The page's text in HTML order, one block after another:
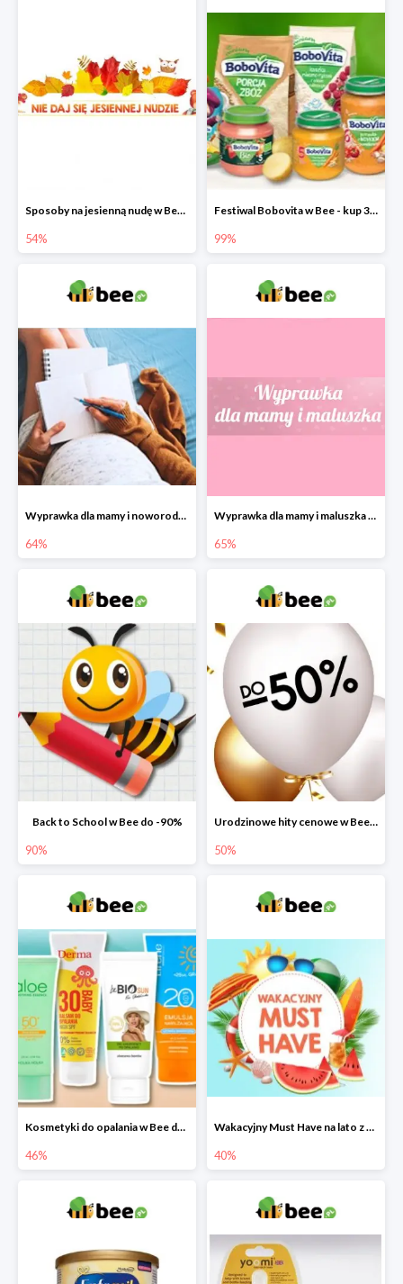
Sposoby na jesienną nudę w Bee do -54%
54%
Festiwal Bobovita w Bee - kup 3 produkty a 4. otrzymasz 99% taniej
99%
Wyprawka dla mamy i noworodka w Bee do -64%
64%
Wyprawka dla mamy i maluszka w Bee do -65%
65%
Back to School w Bee do -90%
90%
Urodzinowe hity cenowe w Bee do -50%
50%
Kosmetyki do opalania w Bee do -46%
46%
Wakacyjny Must Have na lato z maluszkiem w Bee do -40%
40%